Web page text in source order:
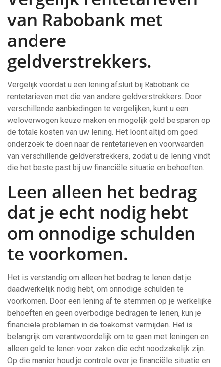
van Rabobank met
andere
geldverstrekkers.
Vergelijk voordat u een lening afsluit bij Rabobank de
rentetarieven met die van andere geldverstrekkers. Door
verschillende aanbiedingen te vergelijken, kunt u een
weloverwogen keuze maken en mogelijk geld besparen op
de totale kosten van uw lening. Het loont altijd om goed
onderzoek te doen naar de rentetarieven en voorwaarden
van verschillende geldverstrekkers, zodat u de lening vindt
die het beste past bij uw financiële situatie en behoeften.
Leen alleen het bedrag
dat je echt nodig hebt
om onnodige schulden
te voorkomen.
Het is verstandig om alleen het bedrag te lenen dat je
daadwerkelijk nodig hebt, om onnodige schulden te
voorkomen. Door een lening af te stemmen op je werkelijke
behoeften en geen overbodige bedragen te lenen, kun je
financiële problemen in de toekomst vermijden. Het is
belangrijk om verantwoordelijk om te gaan met leningen en
alleen geld te lenen voor zaken die echt noodzakelijk zijn.
Op die manier houd je controle over je financiële situatie en